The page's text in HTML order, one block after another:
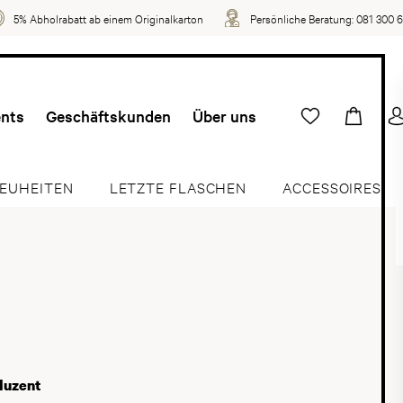
5% Abholrabatt ab einem Originalkarton Persönliche Beratung:081 300
Geschäftskunden Über uns
LETZTE FLASCHEN ACCESSOIRES